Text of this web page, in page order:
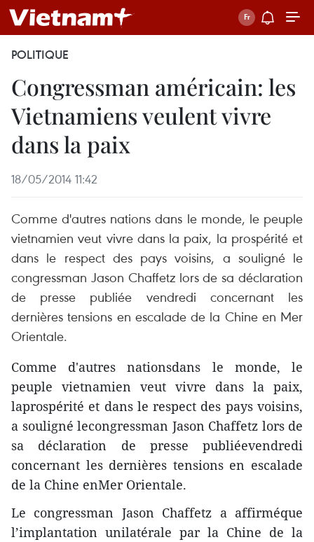
POLITIQUE
Congressman américain: les
Vietnamiens veulent vivre
dans la paix
18/05/2014 11:42
Comme d'autres nations dans le monde, le peuple
vietnamien veut vivre dans la paix, la prospérité et
dans le respect des pays voisins, a souligné le
congressman Jason Chaffetz lors de sa déclaration
de presse publiée vendredi concernant les
dernières tensions en escalade de la Chine en Mer
Orientale.
Comme d'autres nationsdans le monde, le
peuple vietnamien veut vivre dans la paix,
laprospérité et dans le respect des pays voisins,
a souligné lecongressman Jason Chaffetz lors de
sa déclaration de presse publiéevendredi
concernant les dernières tensions en escalade
de la Chine enMer Orientale.
Le congressman Jason Chaffetz a affirméque
l’implantation unilatérale par la Chine de la